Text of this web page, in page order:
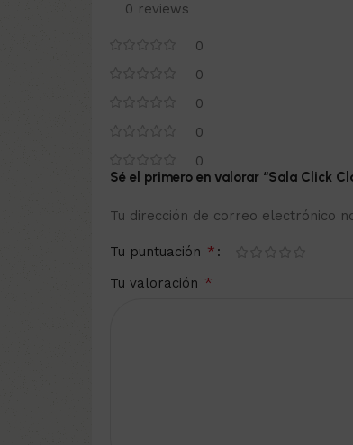
0 reviews
0
0
0
0
0
Sé el primero en valorar “Sala Click
Tu dirección de correo electrónico
Tu puntuación *
Tu valoración *